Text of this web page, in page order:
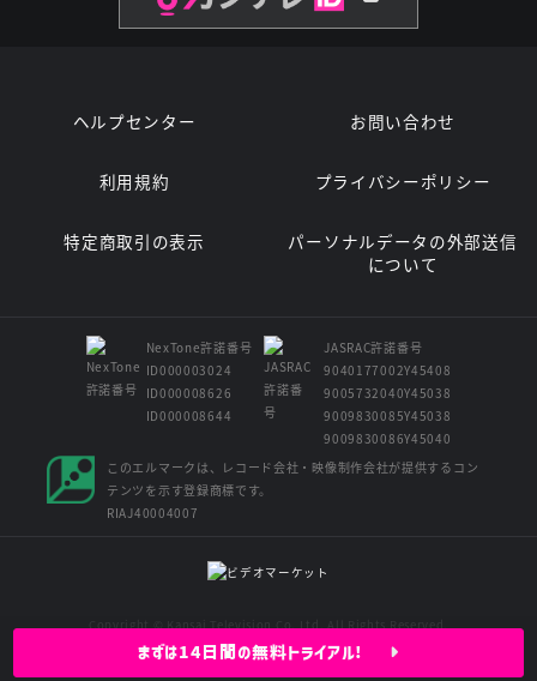
まずは14日間の無料トライアル!
ヘルプセンター お問い合わせ
利用規約 プライバシーポリシー
特定商取引の表示
パーソナルデータの外部送信
について
NexTone許諾番号
ID000003024
ID000008626
ID000008644
JASRAC許諾番号
9040177002Y45408
9005732040Y45038
9009830085Y45038
9009830086Y45040
このエルマークは、レコード会社・映像制作会社が提供するコン
テンツを示す登録商標です。
RIAJ40004007
Copyright © Kansai Television Co. Ltd. All Rights Reserved.